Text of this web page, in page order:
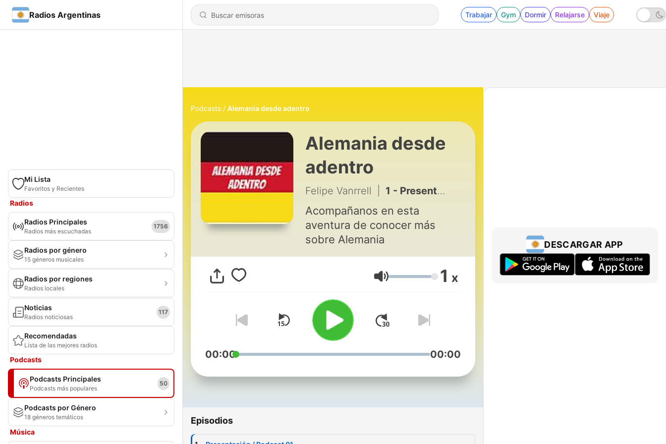
Radios Argentinas Trabajar Gym Dormir Relajarse Viaje
Mi Lista
Favoritos y Recientes
Radios
Radios Principales
Radios más escuchadas
1756
Radios por género
15 géneros musicales
Radios por regiones
Radios locales
Noticias
Radios noticiosas
117
Recomendadas
Lista de las mejores radios
Podcasts
Podcasts Principales
Podcasts más populares
50
Podcasts por Género
18 géneros temáticos
Música
Podcasts Alemania desde adentro
Alemania desde
adentro
Felipe Vanrrell 1 - Presentación / Podcast 01
Acompañanos en esta
aventura de conocer más
sobre Alemania
Volumen 1 x
00:00 00:00
Episodios
DESCARGAR APP